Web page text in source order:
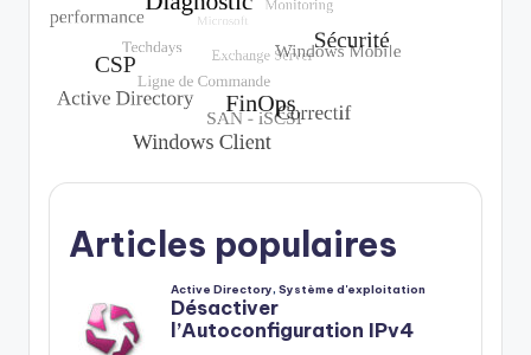
Articles populaires